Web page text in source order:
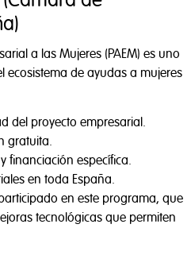
a las Mujeres (PAEM) es uno
ecosistema de ayudas a mujeres
del proyecto empresarial.
gratuita.
financiación específica.
en toda España.
en este programa, que
tecnológicas que permiten